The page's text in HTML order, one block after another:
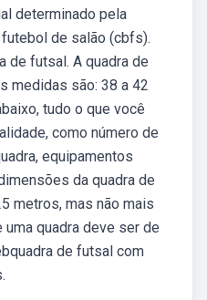
determinado pela
de salão (cbfs).
de futsal. A quadra de
medidas são: 38 a 42
tudo o que você
como número de
equipamentos
da quadra de
metros, mas não mais
quadra deve ser de
de futsal com